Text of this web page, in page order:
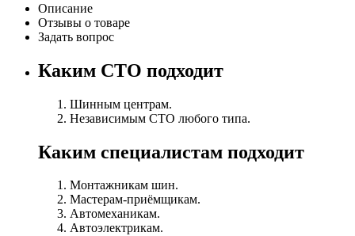
Описание
Отзывы о товаре
Задать вопрос
Каким СТО подходит
Шинным центрам.
Независимым СТО любого типа.
Каким специалистам подходит
Монтажникам шин.
Мастерам-приёмщикам.
Автомеханикам.
Автоэлектрикам.